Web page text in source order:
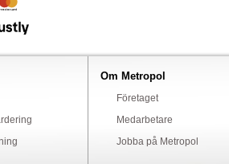
Om Metropol
Företaget
Medarbetare
Jobba på Metropol